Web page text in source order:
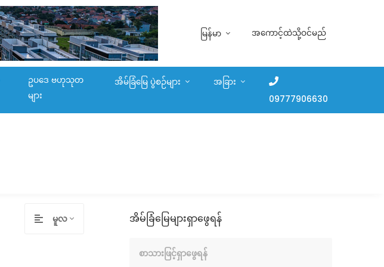
မြန်မာ အကောင့်ထဲသို့ဝင်မည်
ဥပဒေ ဗဟုသုတ
များ
အိမ်ခြံမြေ ပွဲစဉ်များ
အခြား
09777906630
မူလ
အိမ်ခြံမြေများရှာဖွေရန်
စာသားဖြင့်ရှာဖွေရန်